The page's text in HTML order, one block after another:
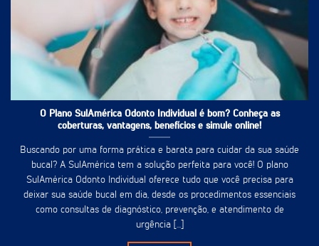
O Plano SulAmérica Odonto Individual é bom? Conheça as
coberturas, vantagens, benefícios e simule online!
Buscando por uma forma prática e barata para cuidar da sua saúde
bucal? A SulAmérica tem a solução perfeita para você! O plano
SulAmérica Odonto Individual oferece tudo que você precisa para
deixar sua saúde bucal em dia, desde os procedimentos essenciais
como consultas de diagnóstico, prevenção, e atendimento de
urgência [...]